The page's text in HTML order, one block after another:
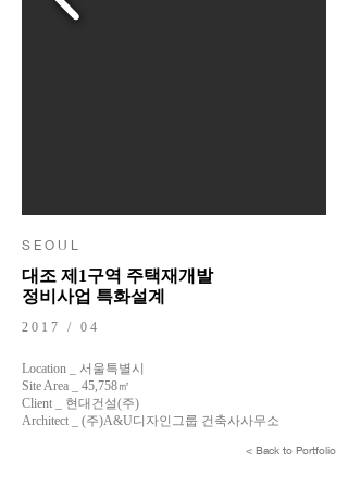
S E O U L
대조 제1구역 주택재개발
정비사업 특화설계
2017 / 04
Location _ 서울특별시
Site Area _ 45,758㎡
Client _ 현대건설(주)
Architect _ (주)A&U디자인그룹 건축사사무소
< Back to Portfolio